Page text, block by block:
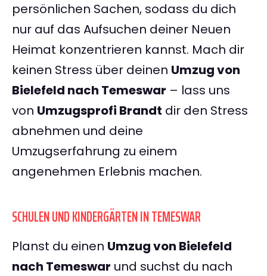
persönlichen Sachen, sodass du dich
nur auf das Aufsuchen deiner Neuen
Heimat konzentrieren kannst. Mach dir
keinen Stress über deinen Umzug von
Bielefeld nach Temeswar – lass uns
von Umzugsprofi Brandt dir den Stress
abnehmen und deine
Umzugserfahrung zu einem
angenehmen Erlebnis machen.
SCHULEN UND KINDERGÄRTEN IN TEMESWAR
Planst du einen Umzug von Bielefeld
nach Temeswar und suchst du nach